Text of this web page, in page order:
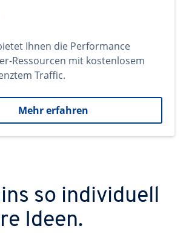
Ihnen die Performance
Ressourcen mit kostenlosem
Traffic.
Mehr erfahren
so individuell
Ideen.